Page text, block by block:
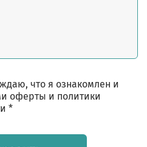
что я ознакомлен и
оферты и политики
*